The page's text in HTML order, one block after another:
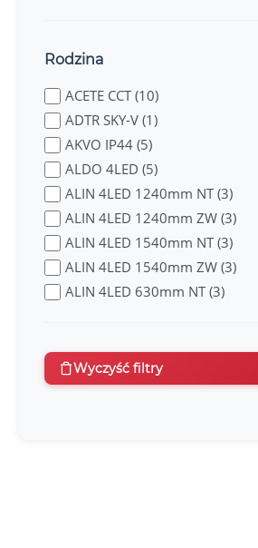
Rodzina
ACETE CCT (10)
ADTR SKY-V (1)
AKVO IP44 (5)
ALDO 4LED (5)
ALIN 4LED 1240mm NT (3)
ALIN 4LED 1240mm ZW (3)
ALIN 4LED 1540mm NT (3)
ALIN 4LED 1540mm ZW (3)
ALIN 4LED 630mm NT (3)
ALIN LED DALI NT (44)
ALIN LED DALI PT (1)
Wyczyść filtry